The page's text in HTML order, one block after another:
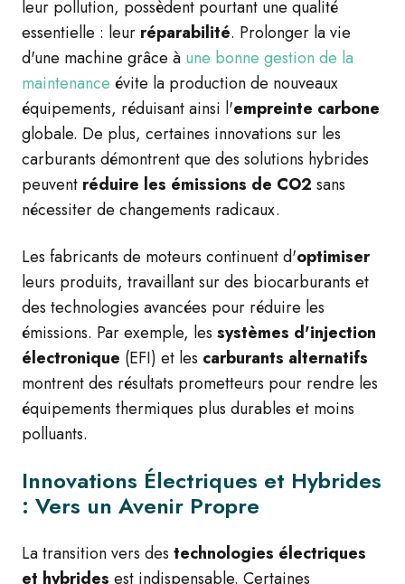
leur pollution, possèdent pourtant une qualité
essentielle : leur réparabilité. Prolonger la vie
d'une machine grâce à une bonne gestion de la
maintenance évite la production de nouveaux
équipements, réduisant ainsi l'empreinte carbone
globale. De plus, certaines innovations sur les
carburants démontrent que des solutions hybrides
peuvent réduire les émissions de CO2 sans
nécessiter de changements radicaux.
Les fabricants de moteurs continuent d'optimiser
leurs produits, travaillant sur des biocarburants et
des technologies avancées pour réduire les
émissions. Par exemple, les systèmes d'injection
électronique (EFI) et les carburants alternatifs
montrent des résultats prometteurs pour rendre les
équipements thermiques plus durables et moins
polluants.
Innovations Électriques et Hybrides
: Vers un Avenir Propre
La transition vers des technologies électriques
et hybrides est indispensable. Certaines